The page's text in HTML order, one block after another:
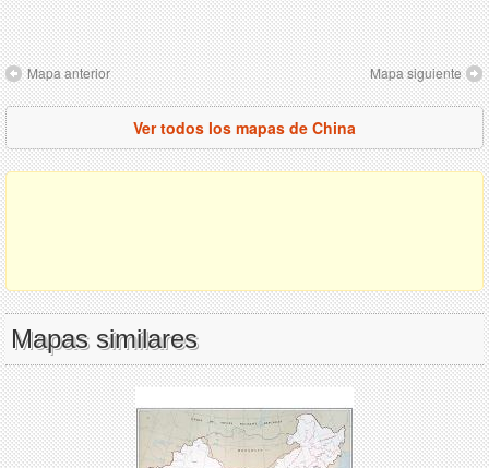
Mapa anterior Mapa siguiente
Ver todos los mapas de China
Mapas similares